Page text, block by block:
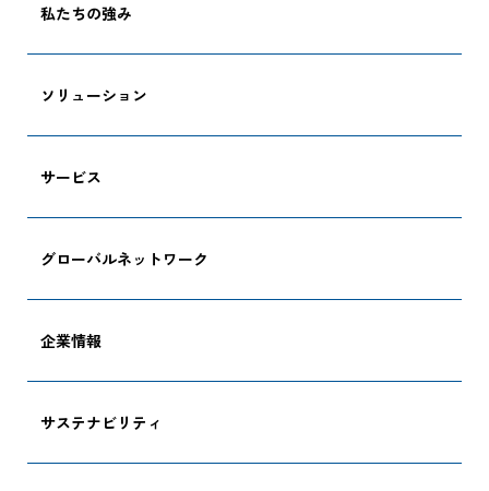
私たちの強み
ソリューション
サービス
グローバルネットワーク
企業情報
サステナビリティ